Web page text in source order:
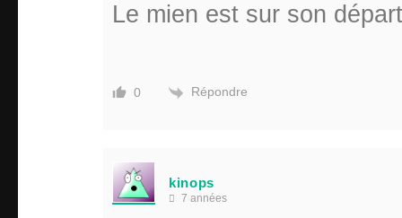
Le mien est sur son
0 Répondre
kinops
7 années